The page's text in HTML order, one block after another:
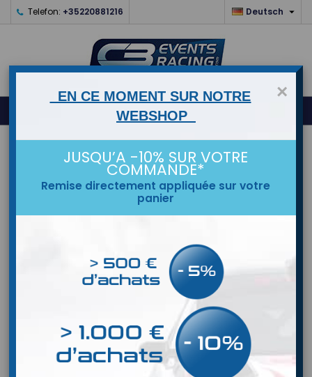
Telefon: +35220881216 Deutsch 
 
MARKEN
×
EN CE MOMENT SUR NOTRE
WEBSHOP
JUSQU’A -10% SUR VOTRE
COMMANDE*
Remise directement appliquée sur votre
panier